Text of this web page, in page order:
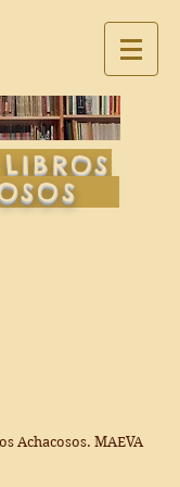
Achacosos. MAEVA